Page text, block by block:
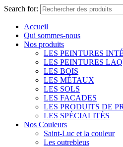
Search for:
Accueil
Qui sommes-nous
Nos produits
LES PEINTURES
LES PEINTURES
LES BOIS
LES MÉTAUX
LES SOLS
LES FACADES
LES PRODUITS DE
LES SPÉCIALITÉS
Nos Couleurs
Saint-Luc et la couleur
Les outrebleus